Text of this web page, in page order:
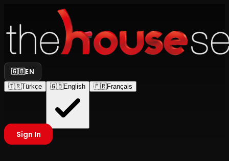
🇬🇧EN
🇹🇷Türkçe 🇬🇧English 🇫🇷Français
Sign In